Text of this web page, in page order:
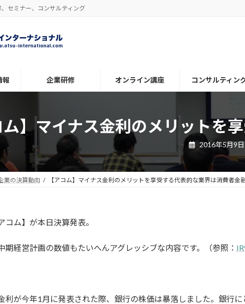
セミナー、コンサルティング
報 企業研修 オンライン講座 コンサルティン
ム】マイナス金利のメリットを
2016年5月9日
業の決算動向 【アコム】マイナス金利のメリットを享受する代表的な業界は消費者金
コム】が本日決算発表。
期経営計画の数値もたいへんアグレッシブな内容です。（参照：
利が今年1月に発表された際、銀行の株価は暴落しました。銀行に